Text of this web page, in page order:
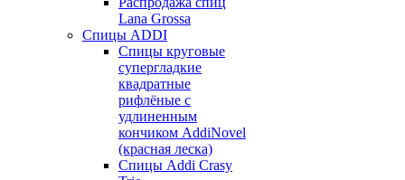
Lana Grossa
Спицы ADDI
Спицы круговые
супергладкие
квадратные
рифлёные с
удлиненным
кончиком AddiNovel
(красная леска)
Спицы Addi Crasy